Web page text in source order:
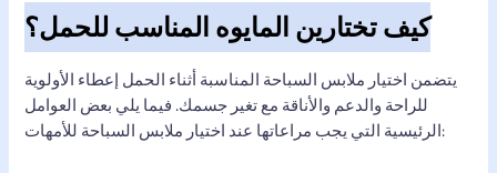
كيف تختارين المايوه المناسب للحمل؟
يتضمن اختيار ملابس السباحة المناسبة أثناء الحمل إعطاء الأولوية
للراحة والدعم والأناقة مع تغير جسمك. فيما يلي بعض العوامل
الرئيسية التي يجب مراعاتها عند اختيار ملابس السباحة للأمهات: